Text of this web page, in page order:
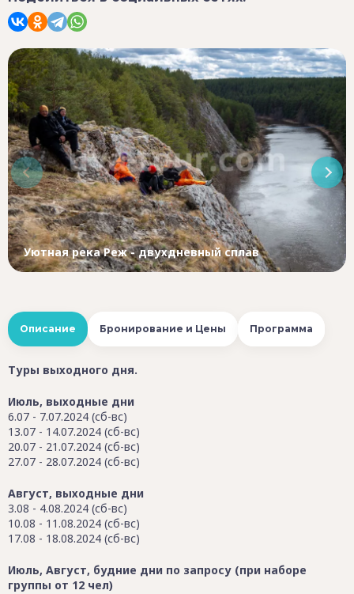
Уютная река Реж - двухдневный сплав
Описание Бронирование и Цены Программа
Туры выходного дня.
Июль, выходные дни
6.07 - 7.07.2024 (сб-вс)
13.07 - 14.07.2024 (сб-вс)
20.07 - 21.07.2024 (сб-вс)
27.07 - 28.07.2024 (сб-вс)
Август, выходные дни
3.08 - 4.08.2024 (сб-вс)
10.08 - 11.08.2024 (сб-вс)
17.08 - 18.08.2024 (сб-вс)
Июль, Август, будние дни по запросу (при наборе
группы от 12 чел)